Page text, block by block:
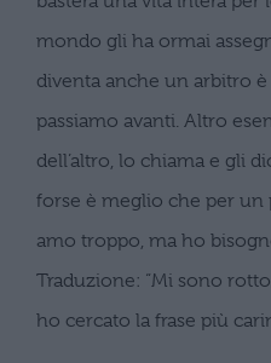
mondo gli ha ormai
diventa anche un arbitro
passiamo avanti. Altro
dell’altro, lo chiama e gli
forse è meglio che per un
amo troppo, ma ho
Traduzione: “Mi sono
ho cercato la frase più